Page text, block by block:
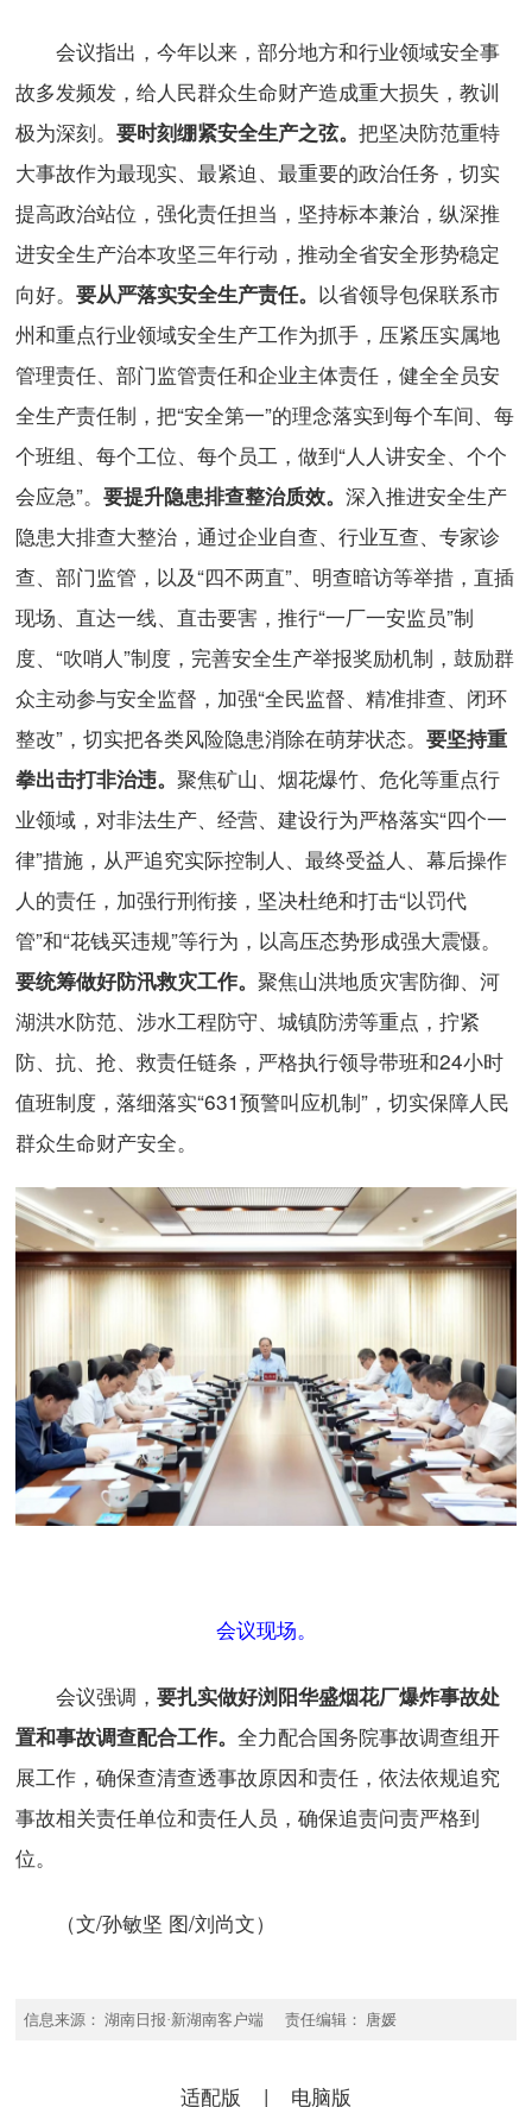
会议指出，今年以来，部分地方和行业领域安全事
故多发频发，给人民群众生命财产造成重大损失，教训
极为深刻。 要时刻绷紧安全生产之弦。 把坚决防范重特
大事故作为最现实、最紧迫、最重要的政治任务，切实
提高政治站位，强化责任担当，坚持标本兼治，纵深推
进安全生产治本攻坚三年行动，推动全省安全形势稳定
向好。 要从严落实安全生产责任。 以省领导包保联系市
州和重点行业领域安全生产工作为抓手，压紧压实属地
管理责任、部门监管责任和企业主体责任，健全全员安
全生产责任制，把“安全第一”的理念落实到每个车间、每
个班组、每个工位、每个员工，做到“人人讲安全、个个
会应急”。 要提升隐患排查整治质效。 深入推进安全生产
隐患大排查大整治，通过企业自查、行业互查、专家诊
查、部门监管，以及“四不两直”、明查暗访等举措，直插
现场、直达一线、直击要害，推行“一厂一安监员”制
度、“吹哨人”制度，完善安全生产举报奖励机制，鼓励群
众主动参与安全监督，加强“全民监督、精准排查、闭环
整改”，切实把各类风险隐患消除在萌芽状态。 要坚持重
拳出击打非治违。 聚焦矿山、烟花爆竹、危化等重点行
业领域，对非法生产、经营、建设行为严格落实“四个一
律”措施，从严追究实际控制人、最终受益人、幕后操作
人的责任，加强行刑衔接，坚决杜绝和打击“以罚代
管”和“花钱买违规”等行为，以高压态势形成强大震慑。
要统筹做好防汛救灾工作。 聚焦山洪地质灾害防御、河
湖洪水防范、涉水工程防守、城镇防涝等重点，拧紧
防、抗、抢、救责任链条，严格执行领导带班和24小时
值班制度，落细落实“631预警叫应机制”，切实保障人民
群众生命财产安全。
会议现场。
会议强调， 要扎实做好浏阳华盛烟花厂爆炸事故处
置和事故调查配合工作。 全力配合国务院事故调查组开
展工作，确保查清查透事故原因和责任，依法依规追究
事故相关责任单位和责任人员，确保追责问责严格到
位。
（文/孙敏坚 图/刘尚文）
信息来源： 湖南日报·新湖南客户端 责任编辑： 唐媛
适配版 | 电脑版